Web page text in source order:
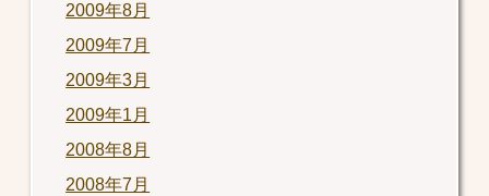
2009年8月
2009年7月
2009年3月
2009年1月
2008年8月
2008年7月